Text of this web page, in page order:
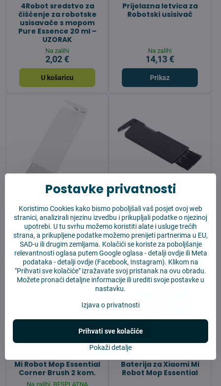
4Robot sredstvo za
čišćenje za robotske
usisavače s mopom
Pure Essence 20 ml –
UZORAK
Na zalihi
2,02 €
U košaricu
Prijelazna letvica za
Robotski usisivač
Na zalihi
14,13 €
Prikaz
- white
Na zalihi
3,04 €
U košaricu
- black
Na zalihi
3,04 €
U košaricu
11%
Mi Robot Mop Essential
Corner Brush 2 kom.
Na zalihi, BESPLATNA
Baterija za Xiaomi Mi
Robot Mop Essential
Postavke privatnosti
Koristimo Cookies kako bismo poboljšali vaš posjet ovoj web
stranici, analizirali njezinu izvedbu i prikupljali podatke o njezinoj
upotrebi. U tu svrhu možemo koristiti alate i usluge trećih
strana, a prikupljene podatke možemo prenijeti partnerima u EU,
SAD-u ili drugim zemljama. Kolačići se koriste za poboljšanje
relevantnosti oglasa putem Google oglasa -detalji ovdjeili Meta
podataka -detalji ovdje (Facebook, Instagram). Klikom na
"Prihvati sve kolačiće" izražavate svoj pristanak na ovu obradu.
Možete pronaći detaljne informacije ili urediti svoje postavke u
nastavku.
Izjava o privatnosti
Pokaži detalje
Prihvati sve kolačiće